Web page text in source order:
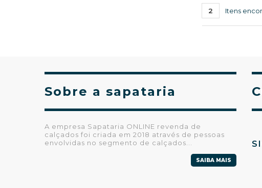
2 Itens
Sobre a sapataria
A empresa Sapataria ONLINE revenda de
calçados foi criada em 2018 através de pessoas
envolvidas no segmento de calçados...
SAIBA MAIS